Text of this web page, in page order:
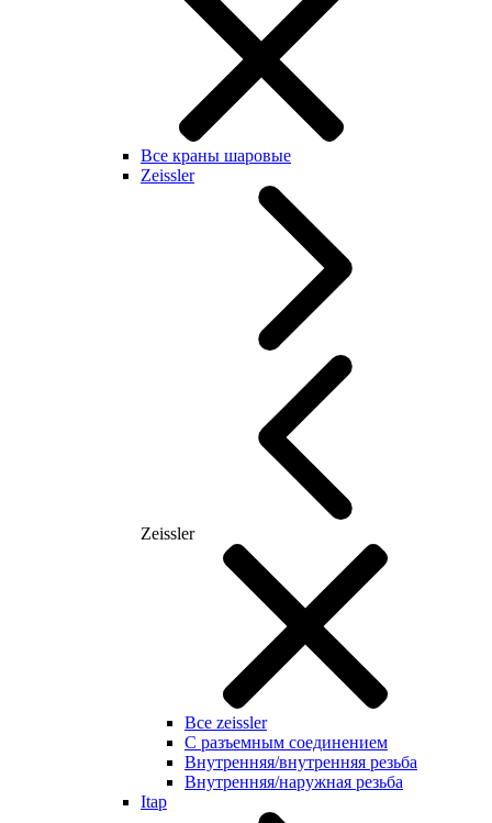
Все краны шаровые
Zeissler
Zeissler
Все zeissler
С разъемным соединением
Внутренняя/внутренняя резьба
Внутренняя/наружная резьба
Itap